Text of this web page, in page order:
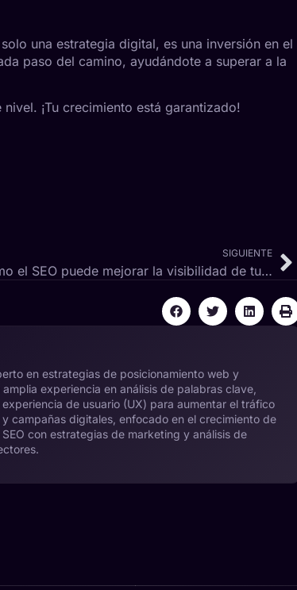
una estrategia digital, es una inversión en el
paso del camino, ayudándote a superar a la
¡Tu crecimiento está garantizado!
SIGUIENTE
¿Cómo el SEO puede mejorar la visibilidad de tu negocio?
en estrategias de posicionamiento web y
experiencia en análisis de palabras clave,
de usuario (UX) para aumentar el tráfico
campañas digitales, enfocado en el crecimiento de
con estrategias de marketing y análisis de